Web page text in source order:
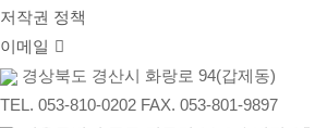
저작권 정책
이메일
경상북도 경산시 화랑로 94(갑제동)
TEL. 053-810-0202 FAX. 053-801-9897